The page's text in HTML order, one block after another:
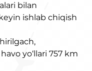
bilan
ishlab chiqish
yo‘llari 757 km